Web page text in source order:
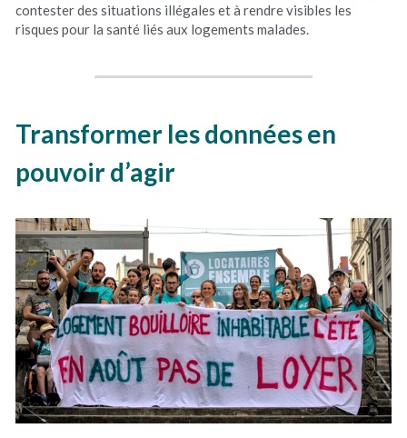
contester des situations illégales et à rendre visibles les
risques pour la santé liés aux logements malades.
Transformer les données en
pouvoir d’agir